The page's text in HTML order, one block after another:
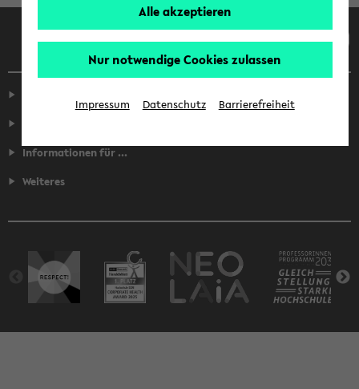
Informationen für ...
Weiteres
Alle akzeptieren
Nur notwendige Cookies zulassen
Impressum Datenschutz Barrierefreiheit